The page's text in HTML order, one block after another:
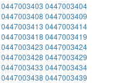
0447003403 0447003404
0447003408 0447003409
0447003413 0447003414
0447003418 0447003419
0447003423 0447003424
0447003428 0447003429
0447003433 0447003434
0447003438 0447003439